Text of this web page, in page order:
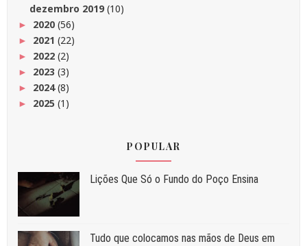
dezembro 2019(10)
► 2020 (56)
► 2021 (22)
► 2022 (2)
► 2023 (3)
► 2024(8)
► 2025 (1)
POPULAR
Liç⁠ões Que Só o Fundo do Poço Ensina
Tudo que colocamos nas mãos de Deus em